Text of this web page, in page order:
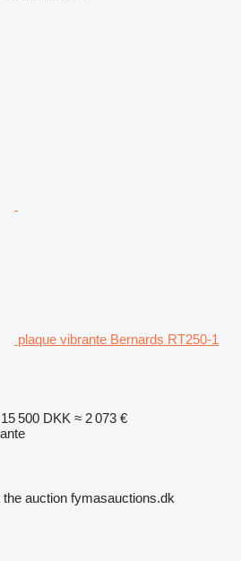
plaque vibrante Bernards RT250-1
15 500 DKK ≈ 2 073 €
auction fymasauctions.dk